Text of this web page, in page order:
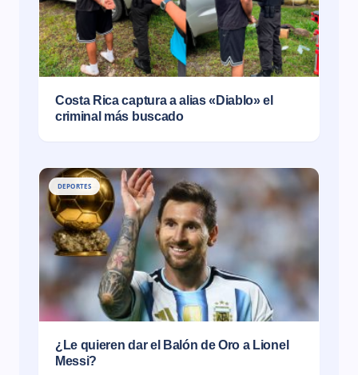
Costa Rica captura a alias «Diablo» el
criminal más buscado
DEPORTES
¿Le quieren dar el Balón de Oro a Lionel
Messi?